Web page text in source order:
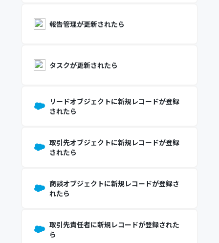
報告管理が更新されたら
タスクが更新されたら
リードオブジェクトに新規レコードが登録
されたら
取引先オブジェクトに新規レコードが登録
されたら
商談オブジェクトに新規レコードが登録さ
れたら
取引先責任者に新規レコードが登録された
ら